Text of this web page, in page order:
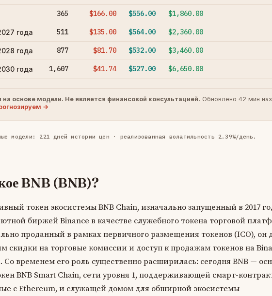
365 $166.00 $556.00 $1,860.00
года 511 $135.00 $564.00 $2,360.00
года 877 $81.70 $532.00 $3,460.00
года 1,607 $41.74 $527.00 $6,650.00
на основе модели. Не является финансовой консультацией. Обновлено 42 мин
→
модели: 221 дней истории цен · реализованная волатильность 2.39%/день.
BNB (BNB)?
токен экосистемы BNB Chain, изначально запущенный в 2017
биржей Binance в качестве служебного токена торговой
проданный в рамках первичного размещения токенов (ICO), он
скидки на торговые комиссии и доступ к продажам токенов на
Со временем его роль существенно расширилась: сегодня BNB —
BNB Smart Chain, сети уровня 1, поддерживающей смарт-
с Ethereum, и служащей домом для обширной экосистемы